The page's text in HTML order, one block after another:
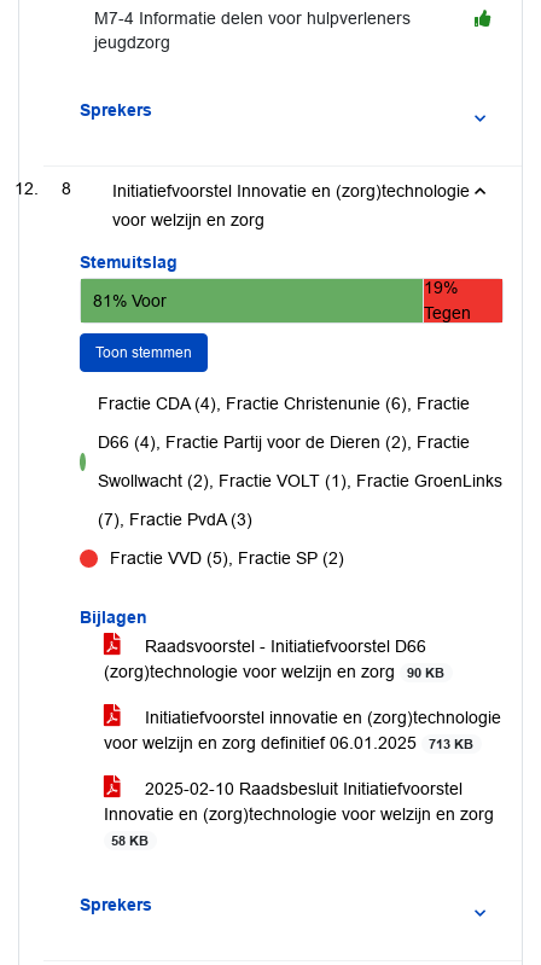
M7-4 Informatie delen voor hulpverleners
jeugdzorg
Sprekers
8
Initiatiefvoorstel Innovatie en (zorg)technologie
voor welzijn en zorg
Stemuitslag
81% Voor
19%
Tegen
Toon stemmen
voor
Fractie CDA (4), Fractie Christenunie (6), Fractie
D66 (4), Fractie Partij voor de Dieren (2), Fractie
Swollwacht (2), Fractie VOLT (1), Fractie GroenLinks
(7), Fractie PvdA (3)
Fractie VVD (5), Fractie SP (2)
Bijlagen
Raadsvoorstel - Initiatiefvoorstel D66
(zorg)technologie voor welzijn en zorg
90 KB
Initiatiefvoorstel innovatie en (zorg)technologie
voor welzijn en zorg definitief 06.01.2025
713 KB
2025-02-10 Raadsbesluit Initiatiefvoorstel
Innovatie en (zorg)technologie voor welzijn en zorg
58 KB
Sprekers